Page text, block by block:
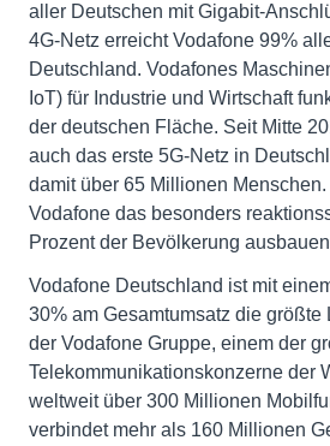
aller Deutschen mit Gigabit-
4G-Netz erreicht Vodafone 99%
Deutschland. Vodafones
IoT) für Industrie und Wirtschaft
der deutschen Fläche. Seit Mitte
auch das erste 5G-Netz in
damit über 65 Millionen Menschen.
Vodafone das besonders
Prozent der Bevölkerung
Vodafone Deutschland ist mit
30% am Gesamtumsatz die
der Vodafone Gruppe, einem der
Telekommunikationskonzerne der
weltweit über 300 Millionen
verbindet mehr als 160 Millionen